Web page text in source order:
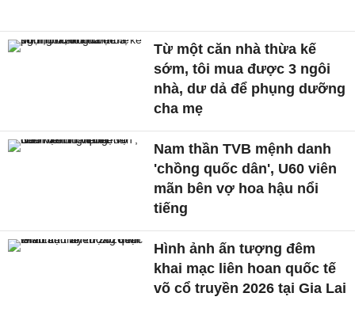
Từ một căn nhà thừa kế
sớm, tôi mua được 3 ngôi
nhà, dư dả để phụng dưỡng
cha mẹ
Nam thần TVB mệnh danh
'chồng quốc dân', U60 viên
mãn bên vợ hoa hậu nổi
tiếng
Hình ảnh ấn tượng đêm
khai mạc liên hoan quốc tế
võ cổ truyền 2026 tại Gia Lai